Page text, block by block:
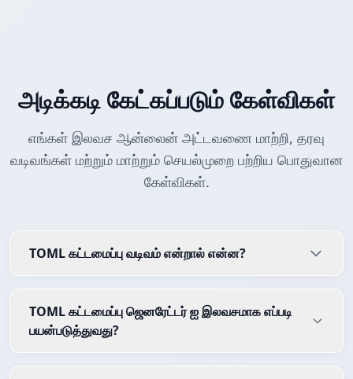
அடிக்கடி கேட்கப்படும் கேள்விகள்
எங்கள் இலவச ஆன்லைன் அட்டவணை மாற்றி, தரவு
வடிவங்கள் மற்றும் மாற்றும் செயல்முறை பற்றிய பொதுவான
கேள்விகள்.
TOML கட்டமைப்பு வடிவம் என்றால் என்ன?
TOML கட்டமைப்பு ஜெனரேட்டர் ஐ இலவசமாக எப்படி
பயன்படுத்துவது?